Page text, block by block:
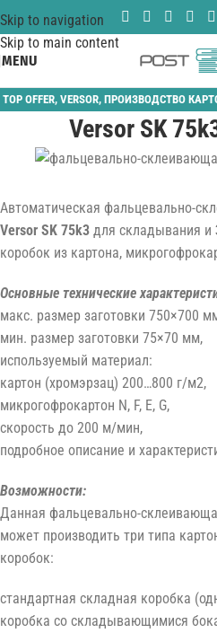
Skip to navigation
Skip to main content
MENU
TOP OFFER, VERSOR, ПРОИЗВОДСТВО
Versor SK
Автоматическая фальцевально-
Versor SK 75k3 для складывания и
коробок из картона,
Основные технические
макс. размер заготовки 750×700
мин. размер заготовки 75×70 мм,
используемый материал:
картон (хромэрзац) 200…800 г/м2,
микрогофрокартон N, F, E, G,
скорость до 200 м/мин,
подробное описание и
Возможности:
Данная фальцевально-
может производить три типа
коробок:
стандартная складная коробка
коробка со складывающимися